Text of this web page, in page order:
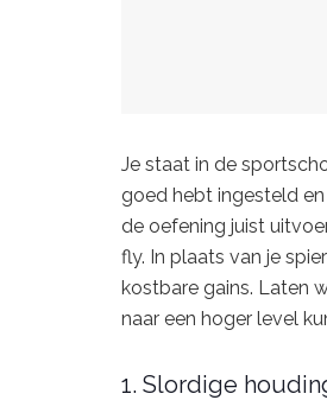
Je staat in de
goed hebt ingesteld
de oefening juist
fly. In plaats van je
kostbare gains. Laten
naar een hoger level
1. Slordige